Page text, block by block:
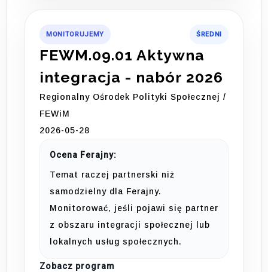
MONITORUJEMY ŚREDNI
FEWM.09.01 Aktywna
integracja - nabór 2026
Regionalny Ośrodek Polityki Społecznej /
FEWiM
2026-05-28
Ocena Ferajny:
Temat raczej partnerski niż
samodzielny dla Ferajny.
Monitorować, jeśli pojawi się partner
z obszaru integracji społecznej lub
lokalnych usług społecznych.
Zobacz program